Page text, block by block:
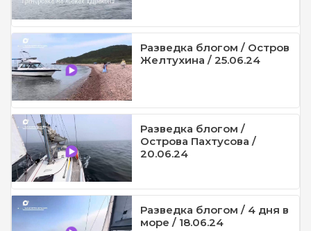
Разведка блогом / Остров
Желтухина / 25.06.24
Разведка блогом /
Острова Пахтусова /
20.06.24
Разведка блогом / 4 дня в
море / 18.06.24